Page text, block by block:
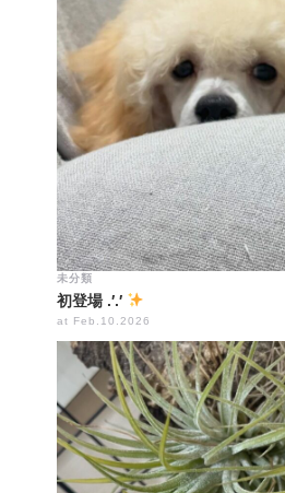
未分類
初登場 .′.′
at Feb.10.2026